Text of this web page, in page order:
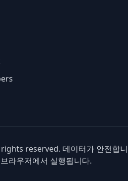
rights reserved. 데이터가 안전합니
라우저에서 실행됩니다.